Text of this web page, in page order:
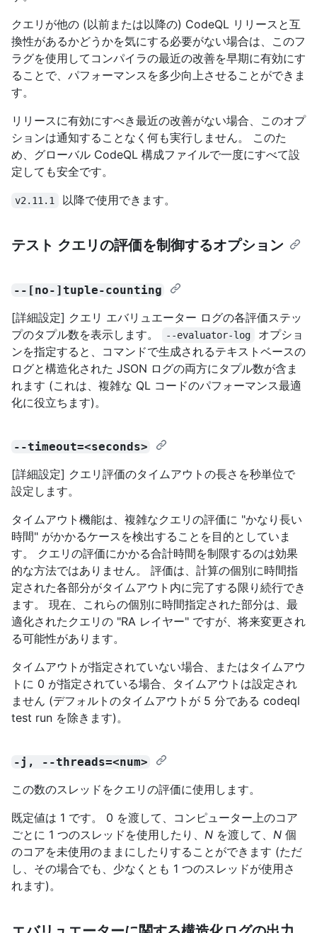
クエリが他の (以前または以降の) CodeQL リリースと互
換性があるかどうかを気にする必要がない場合は、このフ
ラグを使用してコンパイラの最近の改善を早期に有効にす
ることで、パフォーマンスを多少向上させることができま
す。
リリースに有効にすべき最近の改善がない場合、このオプ
ションは通知することなく何も実行しません。 このた
め、グローバル CodeQL 構成ファイルで一度にすべて設
定しても安全です。
v2.11.1 以降で使用できます。
テスト クエリの評価を制御するオプション
--[no-]tuple-counting
[詳細設定] クエリ エバリュエーター ログの各評価ステッ
プのタプル数を表示します。
--evaluator-log
オプショ
ンを指定すると、コマンドで生成されるテキストベースの
ログと構造化された JSON ログの両方にタプル数が含ま
れます (これは、複雑な QL コードのパフォーマンス最適
化に役立ちます)。
--timeout=<seconds>
[詳細設定] クエリ評価のタイムアウトの長さを秒単位で
設定します。
タイムアウト機能は、複雑なクエリの評価に "かなり長い
時間" がかかるケースを検出することを目的としていま
す。 クエリの評価にかかる合計時間を制限するのは効果
的な方法ではありません。 評価は、計算の個別に時間指
定された各部分がタイムアウト内に完了する限り続行でき
ます。 現在、これらの個別に時間指定された部分は、最
適化されたクエリの "RA レイヤー" ですが、将来変更され
る可能性があります。
タイムアウトが指定されていない場合、またはタイムアウ
トに 0 が指定されている場合、タイムアウトは設定され
ません (デフォルトのタイムアウトが 5 分である codeql
test run を除きます)。
-j, --threads=<num>
この数のスレッドをクエリの評価に使用します。
既定値は 1 です。 0 を渡して、コンピューター上のコア
ごとに 1 つのスレッドを使用したり、 N を渡して、 N 個
のコアを未使用のままにしたりすることができます (ただ
し、その場合でも、少なくとも 1 つのスレッドが使用さ
れます)。